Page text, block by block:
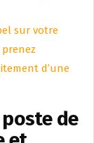
sur votre
d’une
de